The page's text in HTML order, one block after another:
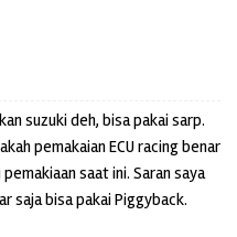
suzuki deh, bisa pakai sarp.
pemakaian ECU racing benar
saat ini. Saran saya
saja bisa pakai Piggyback.